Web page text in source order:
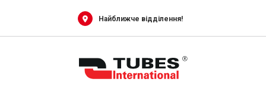
Найближче відділення!